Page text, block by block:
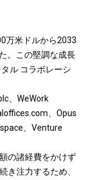
万米ドルから2033
。この堅調な成長
ル コラボレーシ
、WeWork
、Opus
、Venture
の諸経費をかけず
き注力するため、